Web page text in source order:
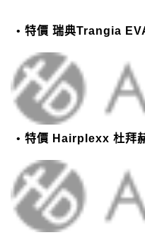
特價 瑞典Trangia EVA case
特價 Hairplexx 杜拜